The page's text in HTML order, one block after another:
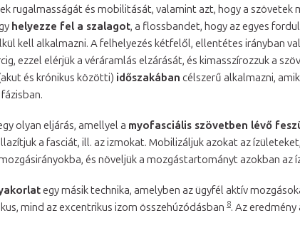
rugalmasságát és mobilitását, valamint azt, hogy a
helyezze fel a szalagot, a flossbandet, hogy az egyes
kell alkalmazni. A felhelyezés kétfelől, ellentétes irányban
ezzel elérjük a véráramlás elzárását, és kimasszírozzuk a
és krónikus közötti) időszakában célszerű alkalmazni,
olyan eljárás, amellyel a myofasciális szövetben lévő
a fasciát, ill. az izmokat. Mobilizáljuk azokat az
és növeljük a mozgástartományt azokban
egy másik technika, amelyben az ügyfél aktív
mind az excentrikus izom összehúzódásban 8. Az